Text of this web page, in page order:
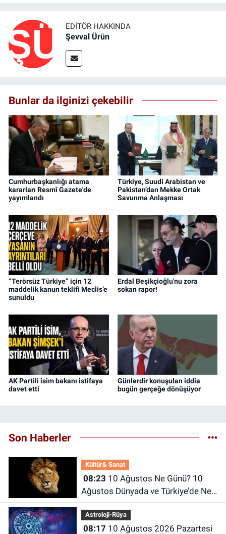
EDITÖR HAKKINDA
Şevval Ürün
Bunlar da ilginizi çekebilir
Cumhurbaşkanlığı atama
kararları Resmî Gazete'de
yayımlandı
Türkiye, Suudi Arabistan ve
Pakistan’dan Mekke Ortak
Savunma Anlaşması
“Terörsüz Türkiye” için 12
maddelik kanun teklifi Meclis’e
sunuldu
Erdal Beşikçioğlu'nu zora
sokan rapor!
AK Partili isim bakanı istifaya
davet etti
Günlerdir konuşulan iddia
bugün gerçeğe dönüşüyor
Son Haberler
Kültür& Sanat
08:23
Ağustos Dünyada ve Türkiye’de Ne
Günü? 10 Ağustos Ne Burcu?
Astroloji-Rüya
08:17